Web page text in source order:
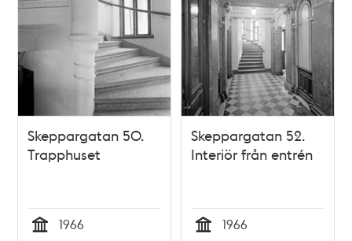
Skeppargatan 50.
Trapphuset
1966
Skeppargatan 52.
Interiör från entrén
1966